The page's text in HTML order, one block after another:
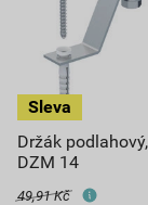
Držák
DZM 14
49,91 Kč